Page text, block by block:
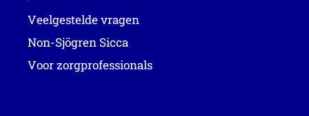
Veelgestelde vragen
Non-Sjögren Sicca
Voor zorgprofessionals